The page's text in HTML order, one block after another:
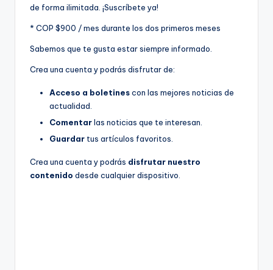
de forma ilimitada. ¡Suscríbete ya!
* COP $900 / mes durante los dos primeros meses
Sabemos que te gusta estar siempre informado.
Crea una cuenta y podrás disfrutar de:
Acceso a boletinescon las mejores noticias de
actualidad.
Comentarlas noticias que te interesan.
Guardar tus artículos favoritos.
Crea una cuenta y podrás disfrutar nuestro
contenido desde cualquier dispositivo.